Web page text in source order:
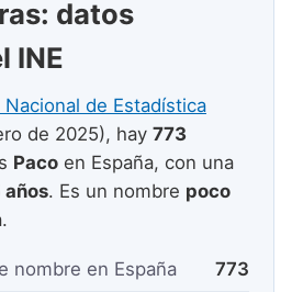
que empiezan por P
que empiezan por Q
niño que empiezan por R
que empiezan por S
que empiezan por T
que empiezan por U
que empiezan por V
Niño Valencianos
de Niño Vascos
de Niño Rumanos
de Niño Rusos
de Niño Suecos
datos
INE
de Estadística
de 2025), hay 773
Paco en España, con una
años. Es un nombre poco
nombre en España 773